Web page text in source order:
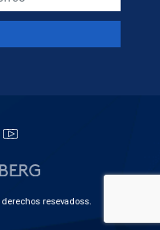
resevadoss.